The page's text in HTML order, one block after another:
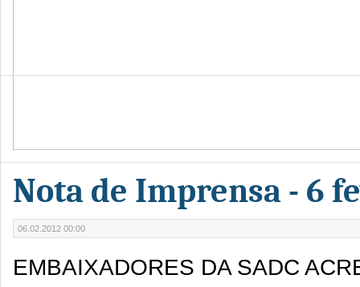
Nota de Imprensa - 6
06.02.2012 00:00
EMBAIXADORES DA SADC